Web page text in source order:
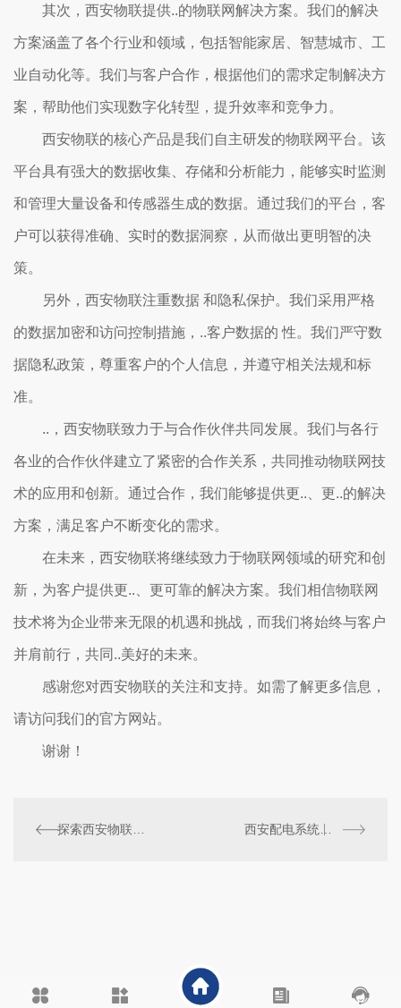
其次，西安物联提供..的物联网解决方案。我们的解决
方案涵盖了各个行业和领域，包括智能家居、智慧城市、工
业自动化等。我们与客户合作，根据他们的需求定制解决方
案，帮助他们实现数字化转型，提升效率和竞争力。
西安物联的核心产品是我们自主研发的物联网平台。该
平台具有强大的数据收集、存储和分析能力，能够实时监测
和管理大量设备和传感器生成的数据。通过我们的平台，客
户可以获得准确、实时的数据洞察，从而做出更明智的决
策。
另外，西安物联注重数据 和隐私保护。我们采用严格
的数据加密和访问控制措施，..客户数据的 性。我们严守数
据隐私政策，尊重客户的个人信息，并遵守相关法规和标
准。
..，西安物联致力于与合作伙伴共同发展。我们与各行
各业的合作伙伴建立了紧密的合作关系，共同推动物联网技
术的应用和创新。通过合作，我们能够提供更..、更..的解决
方案，满足客户不断变化的需求。
在未来，西安物联将继续致力于物联网领域的研究和创
新，为客户提供更..、更可靠的解决方案。我们相信物联网
技术将为企业带来无限的机遇和挑战，而我们将始终与客户
并肩前行，共同..美好的未来。
感谢您对西安物联的关注和支持。如需了解更多信息，
请访问我们的官方网站。
谢谢！